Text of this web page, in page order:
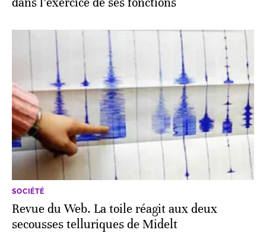
SOCIÉTÉ
Revue du Web. La toile réagit aux deux
secousses telluriques de Midelt